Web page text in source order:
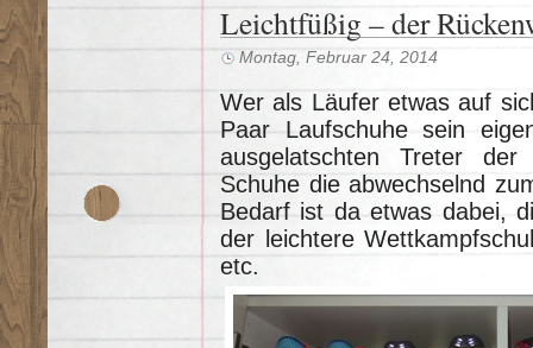
Leichtfüßig – der
Montag, Februar 24, 2014
Wer als Läufer etwas auf
Paar Laufschuhe sein
ausgelatschten Treter
Schuhe die abwechselnd
Bedarf ist da etwas dabei,
der leichtere
etc.